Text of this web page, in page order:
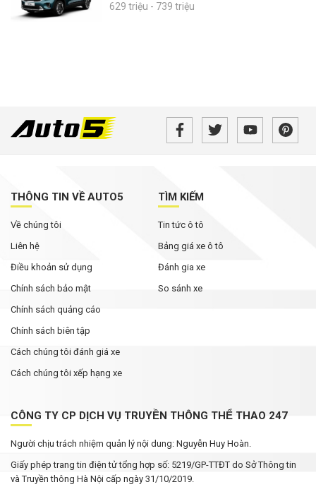
629 triệu - 739 triệu
THÔNG TIN VỀ AUTO5
Về chúng tôi
Liên hệ
Điều khoản sử dụng
Chính sách bảo mật
Chính sách quảng cáo
Chính sách biên tập
Cách chúng tôi đánh giá xe
Cách chúng tôi xếp hạng xe
TÌM KIẾM
Tin tức ô tô
Bảng giá xe ô tô
Đánh gia xe
So sánh xe
CÔNG TY CP DỊCH VỤ TRUYỀN THÔNG THỂ THAO 247
Người chịu trách nhiệm quản lý nội dung: Nguyễn Huy Hoàn.
Giấy phép trang tin điện tử tổng hợp số: 5219/GP-TTĐT do Sở Thông tin
và Truyền thông Hà Nội cấp ngày 31/10/2019.